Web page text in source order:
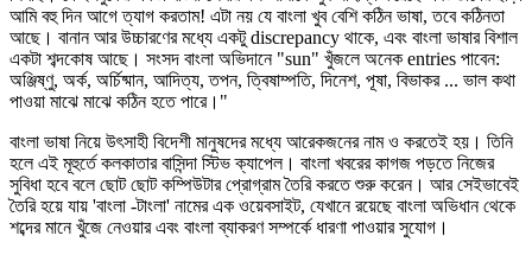
আমি বহু দিন আগে ত্যাগ করতাম! এটা নয় যে বাংলা খুব বেশি কঠিন ভাষা, তবে কঠিনতা
আছে। বানান আর উচ্চারণের মধ্যে একটু discrepancy থাকে, এবং বাংলা ভাষার বিশাল
একটা শব্দকোষ আছে। সংসদ বাংলা অভিদানে "sun" খুঁজলে অনেক entries পাবেন:
অঞ্জিষ্ণু, অর্ক, অর্চিষ্মান, আদিত্য, তপন, ত্বিষাম্পতি, দিনেশ, পূষা, বিভাকর ... ভাল কথা
পাওয়া মাঝে মাঝে কঠিন হতে পারে।"
বাংলা ভাষা নিয়ে উৎসাহী বিদেশী মানুষদের মধ্যে আরেকজনের নাম ও করতেই হয়। তিনি
হলে এই মূহুর্তে কলকাতার বাসিন্দা স্টিভ ক্যাপেল। বাংলা খবরের কাগজ পড়তে নিজের
সুবিধা হবে বলে ছোট ছোট কম্পিউটার প্রোগ্রাম তৈরি করতে শুরু করেন। আর সেইভাবেই
তৈরি হয়ে যায় 'বাংলা -টাংলা' নামের এক ওয়েবসাইট, যেখানে রয়েছে বাংলা অভিধান থেকে
শব্দের মানে খুঁজে নেওয়ার এবং বাংলা ব্যাকরণ সম্পর্কে ধারণা পাওয়ার সুযোগ।